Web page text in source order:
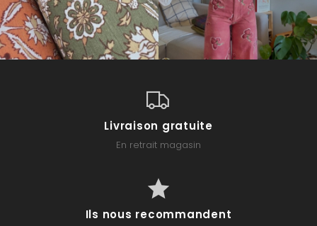
Livraison gratuite
En retrait magasin
Ils nous recommandent